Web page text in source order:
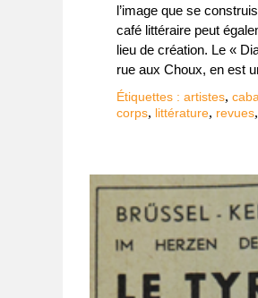
l’image que se
café littéraire peut
lieu de création. Le «
rue aux Choux, en est
Étiquettes : artistes,
corps, littérature, revues,